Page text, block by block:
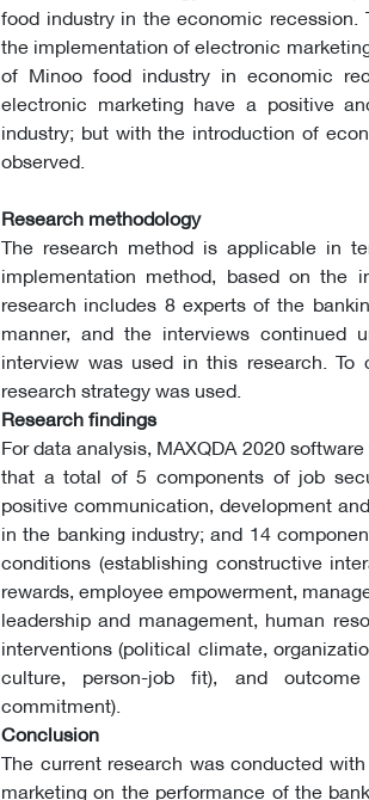
food industry in the economic
the implementation of electronic
of Minoo food industry in economic
electronic marketing have a positive
industry; but with the introduction of
observed.
Research methodology
The research method is applicable in
implementation method, based on the
research includes 8 experts of the
manner, and the interviews continued
interview was used in this research.
research strategy was used.
Research findings
For data analysis, MAXQDA 2020
that a total of 5 components of job
positive communication, development
in the banking industry; and 14
conditions (establishing constructive
rewards, employee empowerment,
leadership and management, human
interventions (political climate,
culture, person-job fit), and
commitment).
Conclusion
The current research was conducted
marketing on the performance of the